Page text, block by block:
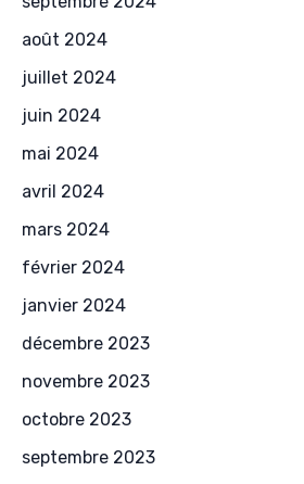
août 2024
juillet 2024
juin 2024
mai 2024
avril 2024
mars 2024
février 2024
janvier 2024
décembre 2023
novembre 2023
octobre 2023
septembre 2023